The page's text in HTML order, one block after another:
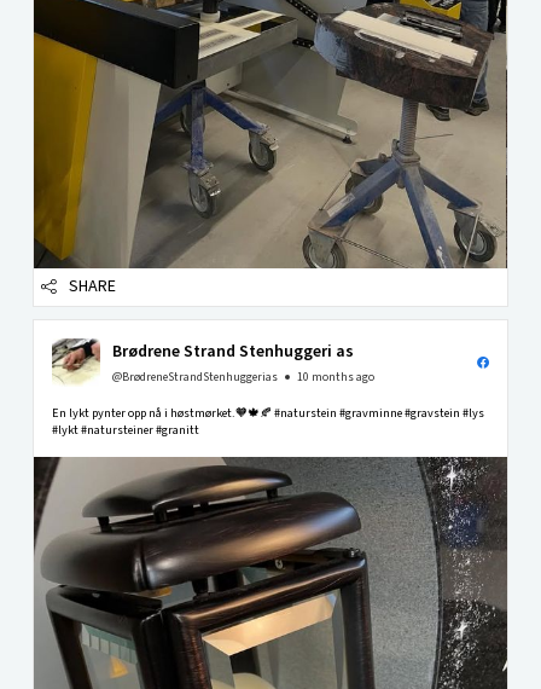
SHARE
Brødrene Strand Stenhuggeri as
@BrødreneStrandStenhuggerias 10 months ago
En lykt pynter opp nå i høstmørket.🧡🍁🍂 #naturstein #gravminne #gravstein #lys
#lykt #natursteiner #granitt